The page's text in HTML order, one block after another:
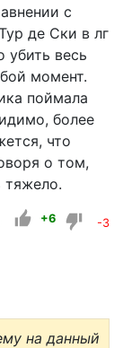
с
де Ски в лг
убить весь
момент.
поймала
более
что
о том,
тяжело.
+6 -3
на данный